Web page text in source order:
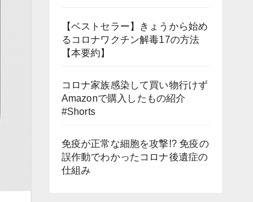
【ベストセラー】きょうから始め
るコロナワクチン解毒17の方法
【本要約】
コロナ家族感染して買い物行けず
Amazonで購入したもの紹介
#Shorts
免疫が正常な細胞を攻撃!? 免疫の
誤作動でわかったコロナ後遺症の
仕組み